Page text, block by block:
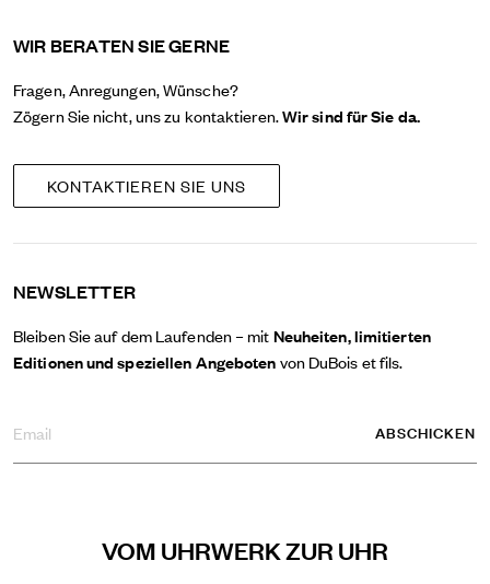
WIR BERATEN SIE GERNE
Fragen, Anregungen, Wünsche?
Zögern Sie nicht, uns zu kontaktieren.Wir sind für Sie da.
KONTAKTIEREN SIE UNS
NEWSLETTER
Bleiben Sie auf dem Laufenden – mitNeuheiten, limitierten
Editionen und speziellen Angebotenvon DuBois et fils.
VOM UHRWERK ZUR UHR